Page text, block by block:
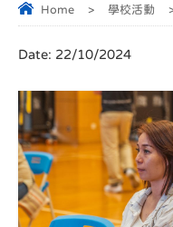
Home > 學校活動
Date: 22/10/2024